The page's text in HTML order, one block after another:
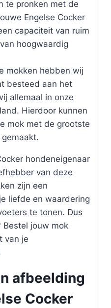
te pronken met de
Engelse Cocker
capaciteit van ruim
hoogwaardig
mokken hebben wij
besteed aan het
allemaal in onze
Hierdoor kunnen
mok met de grootste
hondeneigenaar
van deze
zijn een
liefde en waardering
te tonen. Dus
Bestel jouw mok
van je
afbeelding
Cocker